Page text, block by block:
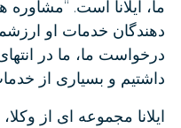
ما، ایلانا است.
دهندگان خدمات او
درخواست ما، ما در
داشتیم و بسیاری از